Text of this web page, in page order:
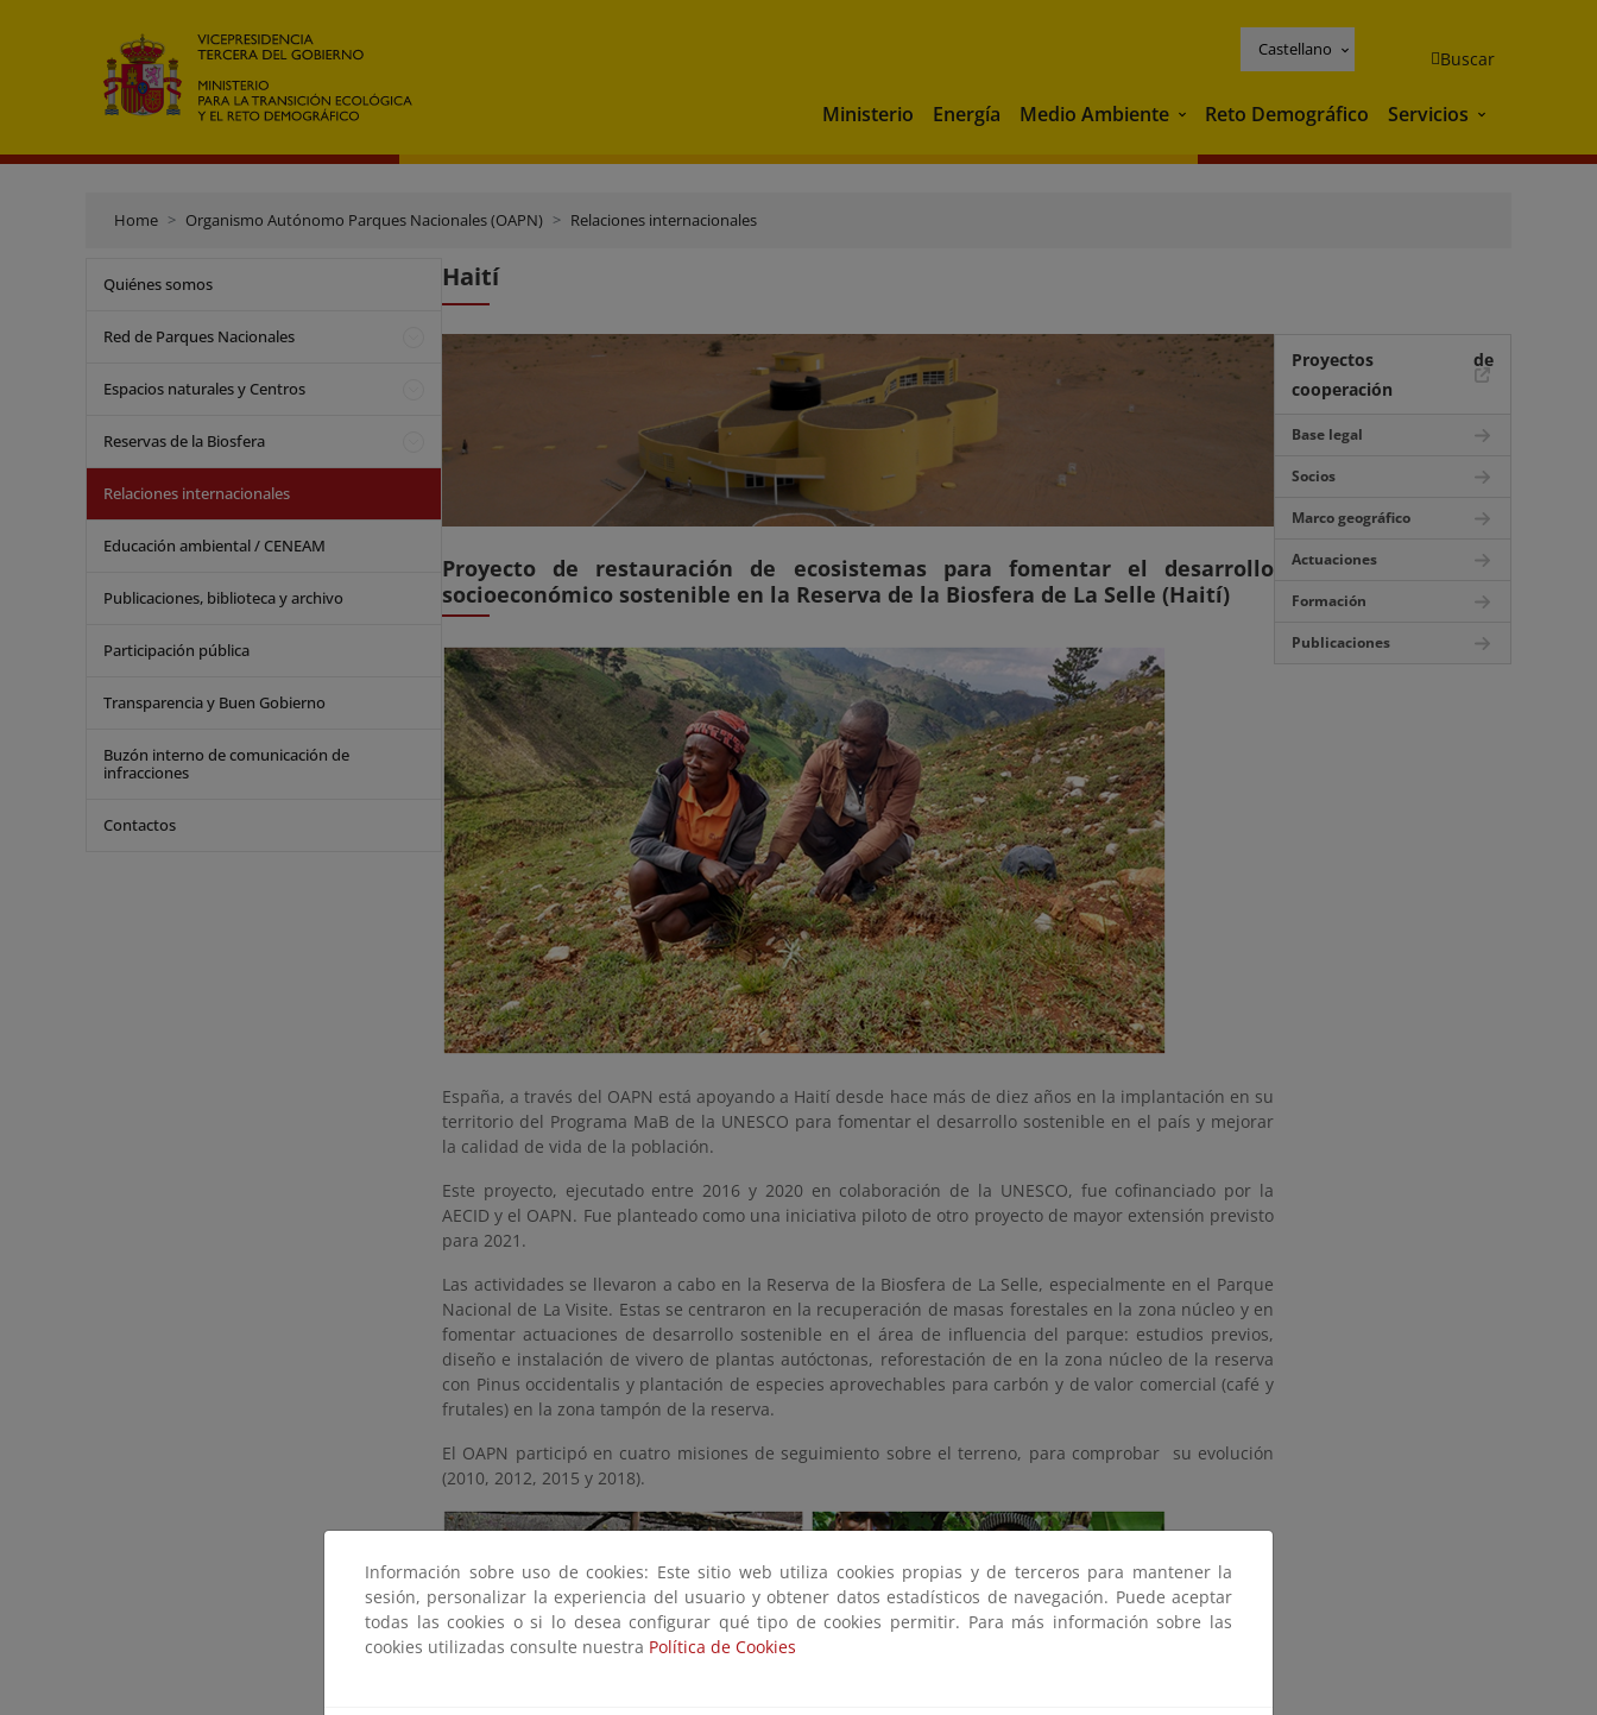
Castellano Buscar
Ministerio Energía Medio Ambiente Medio Ambiente
Reto Demográfico Servicios Servicios
Home Organismo Autónomo Parques Nacionales (OAPN) Relaciones internacionales
Quiénes somos
Red de Parques Nacionales
Espacios naturales y Centros
Reservas de la Biosfera
Relaciones internacionales
Educación ambiental / CENEAM
Publicaciones, biblioteca y archivo
Participación pública
Transparencia y Buen Gobierno
Buzón interno de comunicación de
infracciones
Contactos
Haití
Proyecto de restauración de ecosistemas para fomentar el desarrollo
socioeconómico sostenible en la Reserva de la Biosfera de La Selle (Haití)
España, a través del OAPN está apoyando a Haití desde hace más de diez años en la implantación en su
territorio del Programa MaB de la UNESCO para fomentar el desarrollo sostenible en el país y mejorar
la calidad de vida de la población.
Este proyecto, ejecutado entre 2016 y 2020 en colaboración de la UNESCO, fue cofinanciado por la
AECID y el OAPN. Fue planteado como una iniciativa piloto de otro proyecto de mayor extensión previsto
para 2021.
Las actividades se llevaron a cabo en la Reserva de la Biosfera de La Selle, especialmente en el Parque
Nacional de La Visite. Estas se centraron en la recuperación de masas forestales en la zona núcleo y en
fomentar actuaciones de desarrollo sostenible en el área de influencia del parque: estudios previos,
diseño e instalación de vivero de plantas autóctonas, reforestación de en la zona núcleo de la reserva
con Pinus occidentalis y plantación de especies aprovechables para carbón y de valor comercial (café y
frutales) en la zona tampón de la reserva.
El OAPN participó en cuatro misiones de seguimiento sobre el terreno, para comprobar su evolución
(2010, 2012, 2015 y 2018).
Proyectos de
cooperación
Base legal
Socios
Marco geográfico
Actuaciones
Formación
Publicaciones
Información sobre uso de cookies: Este sitio web utiliza cookies propias y de terceros para mantener la
sesión, personalizar la experiencia del usuario y obtener datos estadísticos de navegación. Puede aceptar
todas las cookies o si lo desea configurar qué tipo de cookies permitir. Para más información sobre las
cookies utilizadas consulte nuestra Política de Cookies